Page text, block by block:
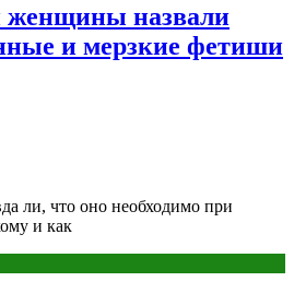
назвали
и мерзкие фетиши
ли, что оно необходимо при
и как